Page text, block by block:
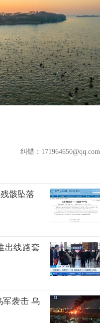
纠错：171964650@qq.com
骸坠落
出线路套
军袭击 乌